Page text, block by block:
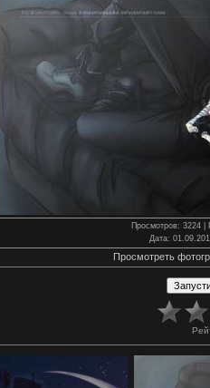
Просмотров: 3224 |
Дата:
Просмотреть